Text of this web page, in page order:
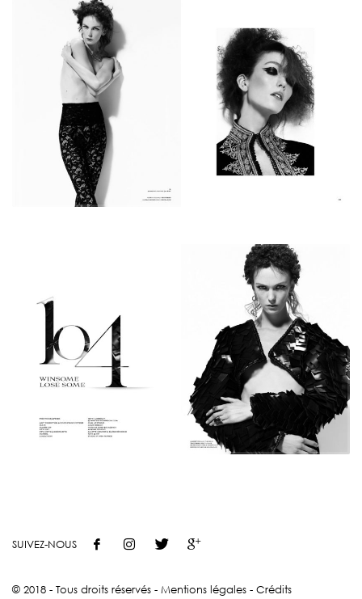
SUIVEZ-NOUS
© 2018 - Tous droits réservés - Mentions légales - Crédits